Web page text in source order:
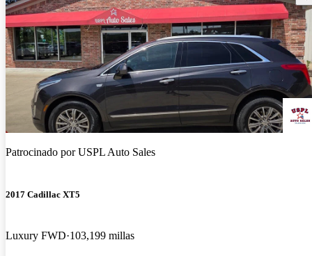
Patrocinado porUSPL Auto Sales
2017 Cadillac XT5
Luxury FWD 103,199 millas